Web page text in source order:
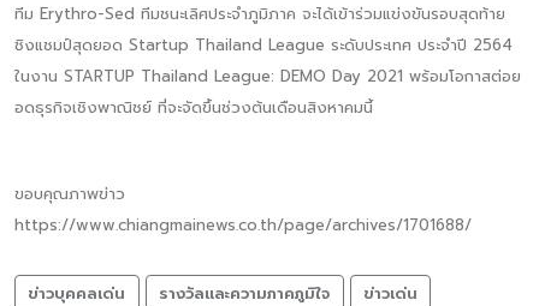
ทีม Erythro-Sed ทีมชนะเลิศประจำภูมิภาค จะได้เข้าร่วมแข่งขันรอบสุดท้าย
ชิงแชมป์สุดยอด Startup Thailand League ระดับประเทศ ประจำปี 2564
ในงาน STARTUP Thailand League: DEMO Day 2021 พร้อมโอกาสต่อย
อดธุรกิจเชิงพาณิชย์ ที่จะจัดขึ้นช่วงต้นเดือนสิงหาคมนี้
ขอบคุณภาพข่าว
https://www.chiangmainews.co.th/page/archives/1701688/
ข่าวบุคคลเด่น รางวัลและความภาคภูมิใจ ข่าวเด่น